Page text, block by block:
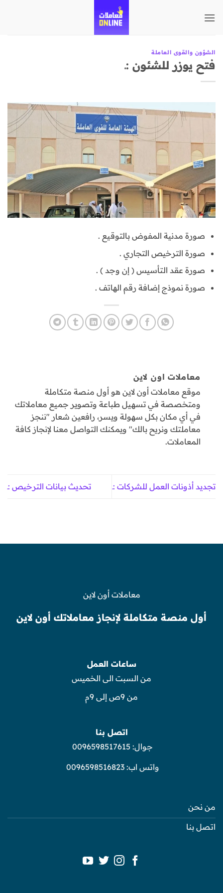
للمحتوى
الشؤون والقوى العاملة
فتح يوزر للشئون :ـ
صورة مدنية المفوض بالتوقيع .
صورة الترخيص التجاري .
صورة عقد التأسيس ( إن وجد ) .
صورة نموذج إضافة رقم الهاتف .
معاملات اون لاين
موقع معاملات أون لاين هو أول منصة متكاملة
ومتخصصة في تسهيل طباعة وتصوير جميع معاملاتك
في أي مكان بكل سهولة ويسر، رافعين شعار "ننجز
معاملتك ونريح بالك" ويمكنك التواصل معنا لإنجاز كافة
المعاملات.
تجديد أذونات العمل للشركات :ـ تحديث بيانات الترخيص :ـ
معاملات أون لاين
أول منصة متكاملة لإنجاز معاملاتك أون لاين
ساعات العمل
من السبت الى الخميس
من 9ص إلى 9م
اتصل بنا
جوال: 0096598517615
واتس اب:0096598516823
من نحن
اتصل بنا